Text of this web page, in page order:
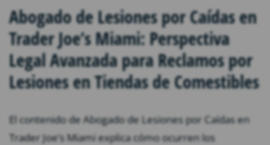
Abogado de Lesiones por Caídas en
Trader Joe’s Miami: Perspectiva
Legal Avanzada para Reclamos por
Lesiones en Tiendas de Comestibles
El contenido de Abogado de Lesiones por Caídas en
Trader Joe’s Miami explica cómo ocurren los